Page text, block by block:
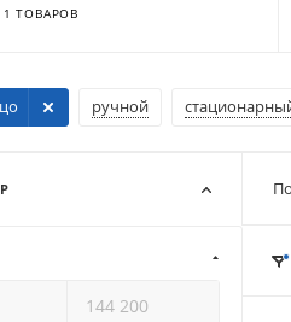
ТОВАРОВ
ручной